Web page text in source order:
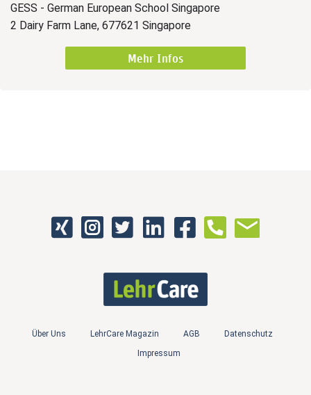
GESS - German European School Singapore
2 Dairy Farm Lane, 677621 Singapore
Mehr Infos
Über Uns LehrCare Magazin AGB
Datenschutz
Impressum